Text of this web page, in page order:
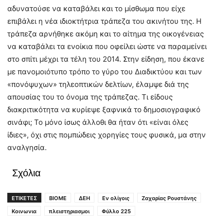
αδυνατούσε να καταβάλει και το μίσθωμα που είχε
επιβάλει η νέα ιδιοκτήτρια τράπεζα του ακινήτου της. Η
τράπεζα αρνήθηκε ακόμη και το αίτημα της οικογένειας
να καταβάλει τα ενοίκια που οφείλει ώστε να παραμείνει
στο σπίτι μέχρι τα τέλη του 2014. Στην είδηση, που έκανε
με πανομοιότυπο τρόπο το γύρο του Διαδικτύου και των
«πονόψυχων» τηλεοπτικών δελτίων, έλαμψε διά της
απουσίας του το όνομα της τράπεζας. Τι είδους
διακριτικότητα να κυρίεψε ξαφνικά το δημοσιογραφικό
σινάφι; Το μόνο ίσως άλλοθι θα ήταν ότι «είναι όλες
ίδιες», όχι στις πομπώδεις χορηγίες τους φυσικά, μα στην
αναλγησία.
Σχόλια
ΕΤΙΚΕΤΕΣ ΒΙΟΜΕ ΔΕΗ Εν ολίγοις
Ζαχαρίας Ρουστάνης
Κοινωνια
πλειστηριασμοι Φύλλο 225